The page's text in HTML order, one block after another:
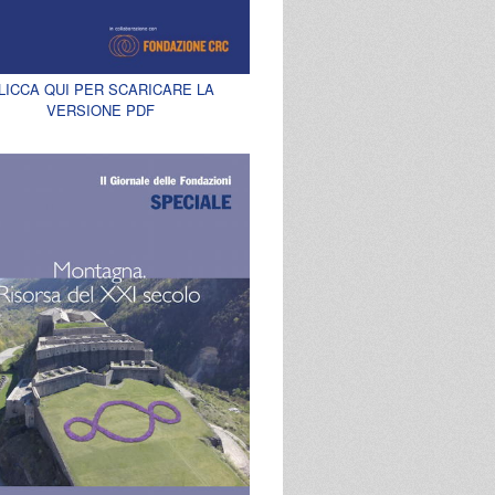
QUI PER SCARICARE LA
VERSIONE PDF